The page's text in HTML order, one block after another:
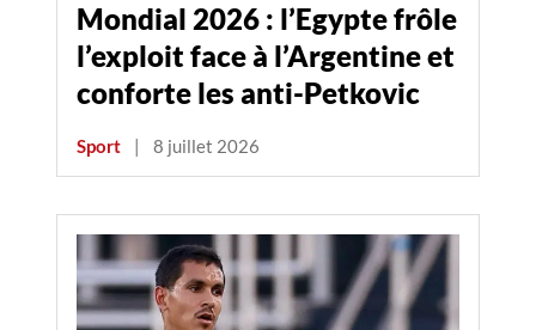
Mondial 2026 : l’Egypte frôle
l’exploit face à l’Argentine et
conforte les anti-Petkovic
Sport | 8 juillet 2026